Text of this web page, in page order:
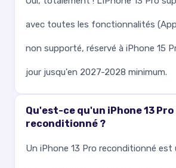
avec toutes les fonctionnalités
non supporté, réservé à iPhone 15
jour jusqu'en 2027-2028 minimum.
Qu'est-ce qu'un iPhone 13 Pro
reconditionné ?
Un iPhone 13 Pro reconditionné est